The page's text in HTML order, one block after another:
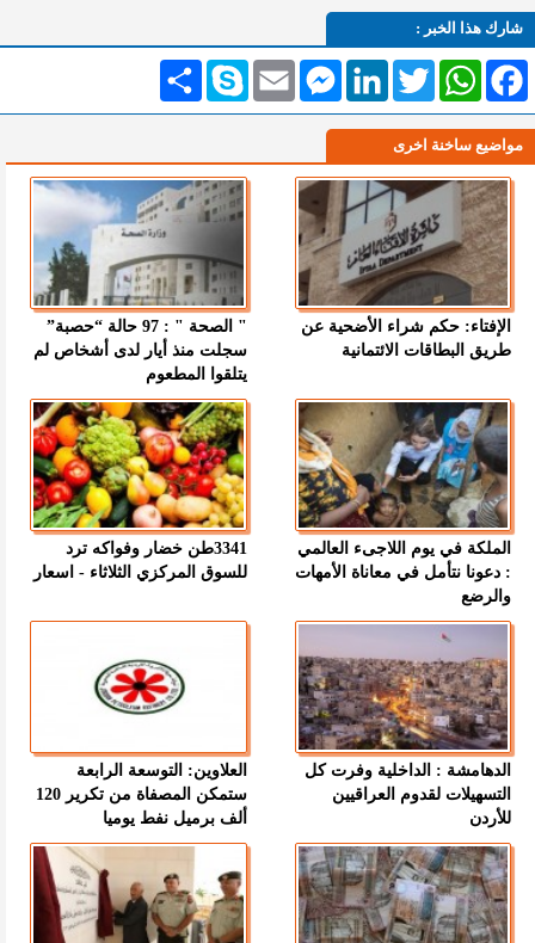
شارك هذا الخبر :
انشر Skype Email
MessengerLinkedInTwitterWhatsAppFacebook
مواضيع ساخنة اخرى
الإفتاء: حكم شراء الأضحية عن
طريق البطاقات الائتمانية
" الصحة " : 97 حالة “حصبة”
سجلت منذ أيار لدى أشخاص لم
يتلقوا المطعوم
الملكة في يوم اللاجىء العالمي
: دعونا نتأمل في معاناة الأمهات
والرضع
3341طن خضار وفواكه ترد
للسوق المركزي الثلاثاء - اسعار
الدهامشة : الداخلية وفرت كل
التسهيلات لقدوم العراقيين
للأردن
العلاوين: التوسعة الرابعة
ستمكن المصفاة من تكرير 120
ألف برميل نفط يوميا